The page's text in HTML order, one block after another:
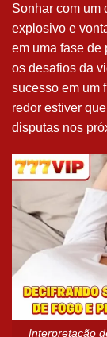
Sonhar com um
explosivo e
em uma fase de
os desafios da
sucesso em um
redor estiver
disputas nos
Interpretação